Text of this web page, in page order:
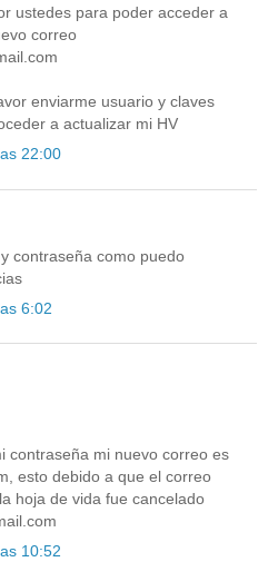
ustedes para poder acceder a
correo
enviarme usuario y claves
a actualizar mi HV
22:00
contraseña como puedo
6:02
contraseña mi nuevo correo es
esto debido a que el correo
hoja de vida fue cancelado
10:52